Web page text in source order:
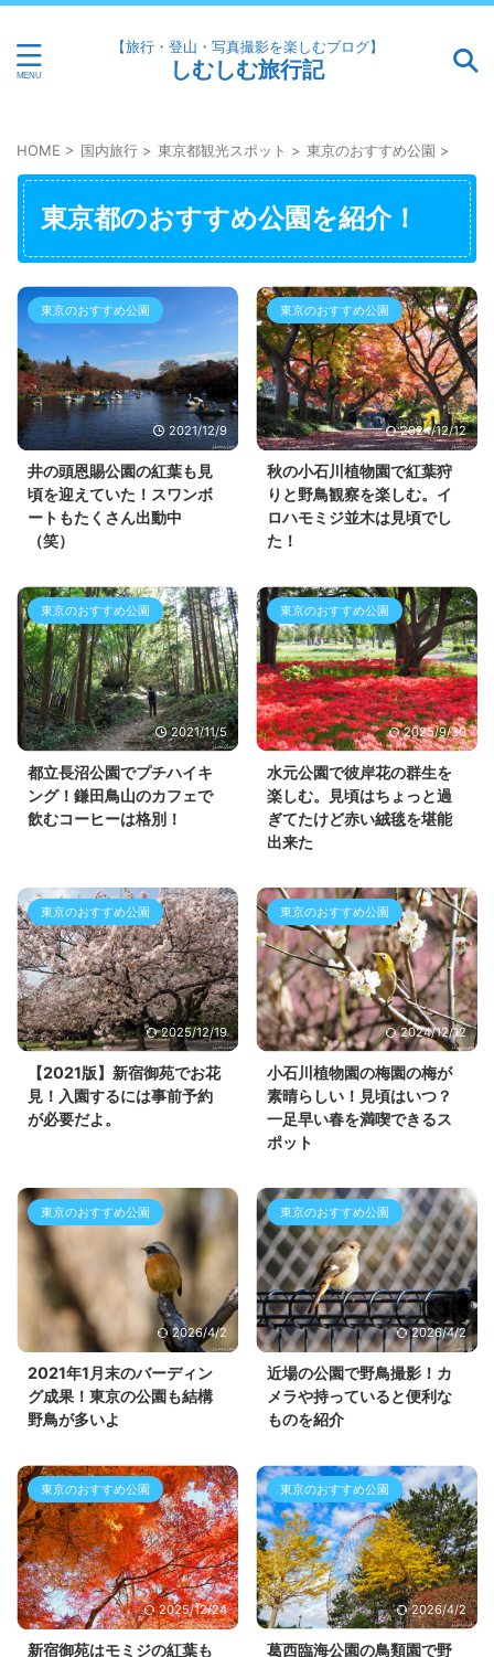
【旅行・登山・写真撮影を楽しむブログ】
しむしむ旅行記
HOME > 国内旅行 > 東京都観光スポット > 東京のおすすめ公園 >
東京都のおすすめ公園を紹介！
東京のおすすめ公園
2021/12/9
井の頭恩賜公園の紅葉も見
頃を迎えていた！スワンボ
ートもたくさん出動中
（笑）
東京のおすすめ公園
2024/12/12
秋の小石川植物園で紅葉狩
りと野鳥観察を楽しむ。イ
ロハモミジ並木は見頃でし
た！
東京のおすすめ公園
2021/11/5
都立長沼公園でプチハイキ
ング！鎌田鳥山のカフェで
飲むコーヒーは格別！
東京のおすすめ公園
2025/9/30
水元公園で彼岸花の群生を
楽しむ。見頃はちょっと過
ぎてたけど赤い絨毯を堪能
出来た
東京のおすすめ公園
2025/12/19
【2021版】新宿御苑でお花
見！入園するには事前予約
が必要だよ。
東京のおすすめ公園
2024/12/12
小石川植物園の梅園の梅が
素晴らしい！見頃はいつ？
一足早い春を満喫できるス
ポット
東京のおすすめ公園
2026/4/2
2021年1月末のバーディン
グ成果！東京の公園も結構
野鳥が多いよ
東京のおすすめ公園
2026/4/2
近場の公園で野鳥撮影！カ
メラや持っていると便利な
ものを紹介
東京のおすすめ公園
2025/12/24
新宿御苑はモミジの紅葉も
東京のおすすめ公園
2026/4/2
葛西臨海公園の鳥類園で野